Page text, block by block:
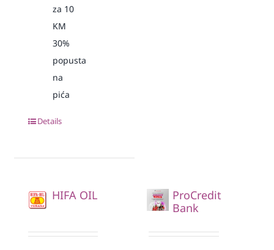
za 10
KM
30%
popusta
na
pića
Details
HIFA OIL
ProCredit
Bank